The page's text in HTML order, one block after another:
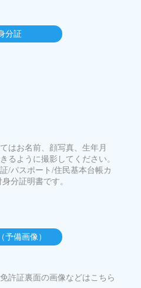
分証
はお名前、顔写真、生年月
るように撮影してください。
/パスポート/住民基本台帳カ
分証明書です。
予備画像）
許証裏面の画像などはこちら